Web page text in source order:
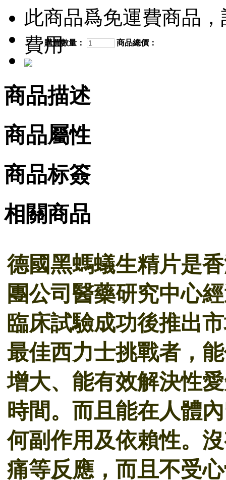
此商品爲免運費商品
費用購買數量： 商品總價：
商品描述
商品屬性
商品标簽
相關商品
德國黑螞蟻生精片是
團公司醫藥研究中心
臨床試驗成功後推出
最佳西力士挑戰者，
增大、能有效解決性
時間。而且能在人體
何副作用及依賴性。
痛等反應，而且不受